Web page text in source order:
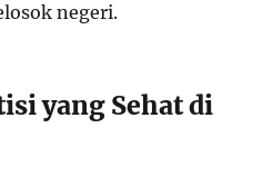
negeri.
yang Sehat di